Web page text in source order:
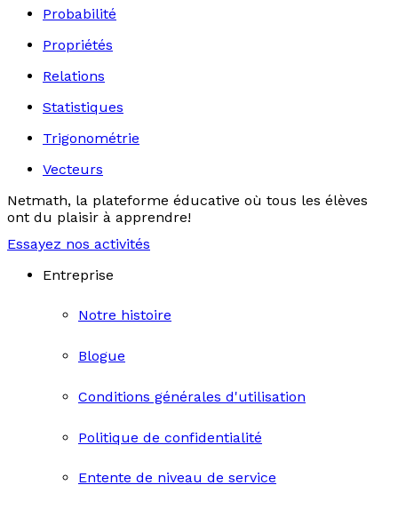
Probabilité
Propriétés
Relations
Statistiques
Trigonométrie
Vecteurs
Netmath, la plateforme éducative où tous les élèves
ont du plaisir à apprendre!
Essayez nos activités
Entreprise
Notre histoire
Blogue
Conditions générales d'utilisation
Politique de confidentialité
Entente de niveau de service